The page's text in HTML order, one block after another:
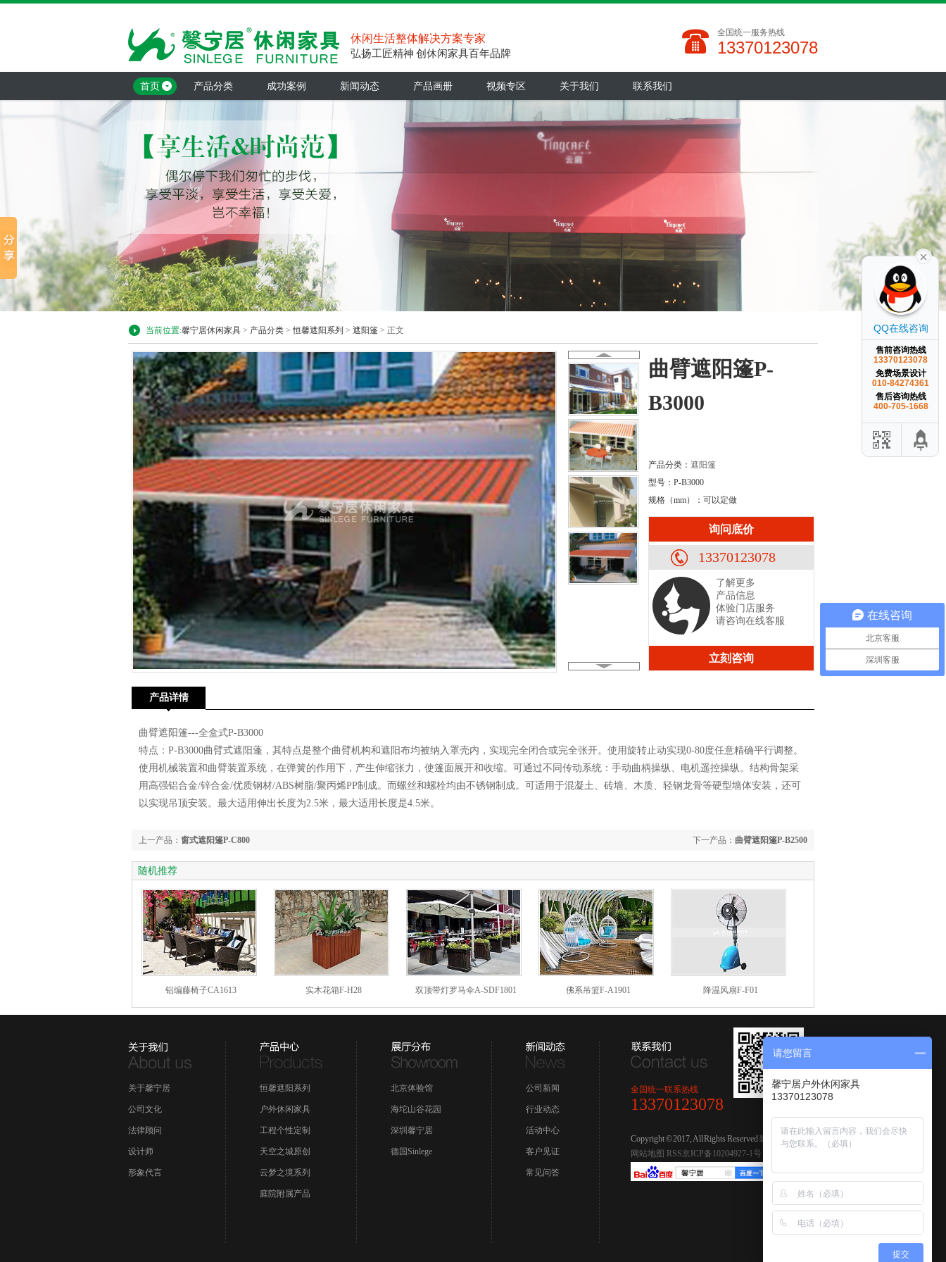
休闲生活整体解决方案专家
弘扬工匠精神 创休闲家具百年品牌
全国统一服务热线
13370123078
首页 产品分类 成功案例 新闻动态 产品画册 视频专区 关于我们 联系我们
当前位置:馨宁居休闲家具 > 产品分类 >恒馨遮阳系列 > 遮阳篷 > 正文
曲臂遮阳篷P-
B3000
产品分类： 遮阳篷
型号：P-B3000
规格（mm）：可以定做
询问底价
13370123078
了解更多
产品信息
体验门店服务
请咨询在线客服
立刻咨询
产品详情
曲臂遮阳篷---全盒式P-B3000
特点：P-B3000曲臂式遮阳蓬，其特点是整个曲臂机构和遮阳布均被纳入罩壳内，实现完全闭合或完全张开。使用旋转止动实现0-80度任意精确平行调整。
使用机械装置和曲臂装置系统，在弹簧的作用下，产生伸缩张力，使篷面展开和收缩。可通过不同传动系统：手动曲柄操纵、电机遥控操纵。结构骨架采
用高强铝合金/锌合金/优质钢材/ABS树脂/聚丙烯PP制成。而螺丝和螺栓均由不锈钢制成。可适用于混凝土、砖墙、木质、轻钢龙骨等硬型墙体安装，还可
以实现吊顶安装。最大适用伸出长度为2.5米，最大适用长度是4.5米。
下一产品： 曲臂遮阳篷P-B2500
上一产品： 窗式遮阳篷P-C800
随机推荐
铝编藤椅子CA1613 实木花箱F-H28 双顶带灯罗马伞A-SDF1801 佛系吊篮F-A1901 降温风扇F-F01
关于馨宁居
公司文化
法律顾问
设计师
形象代言
恒馨遮阳系列
户外休闲家具
工程个性定制
天空之城原创
云梦之境系列
庭院附属产品
北京体验馆
海坨山谷花园
深圳馨宁居
德国Sinlege
公司新闻
行业动态
活动中心
客户见证
常见问答
全国统一联系热线
13370123078
Copyright © 2017, All Rights Reserved馨宁居休闲家具
网站地图
RSS京ICP备10204927-1号
QQ在线咨询
售前咨询热线
13370123078
免费场景设计
010-84274361
售后咨询热线
400-705-1668
在线咨询
北京客服
深圳客服
请您留言
馨宁居户外休闲家具
13370123078
提交